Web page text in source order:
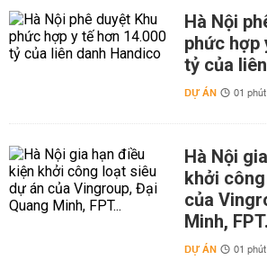
Hà Nội
phức hợp
tỷ của
DỰ ÁN 01
Hà Nội
khởi
của
Minh,
DỰ ÁN 01